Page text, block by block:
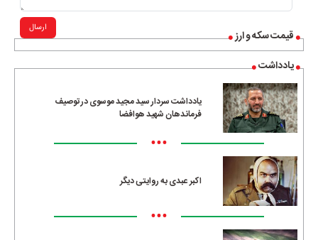
قیمت سکه و ارز
یادداشت
یادداشت سردار سید مجید موسوی در توصیف
فرماندهان شهید هوافضا
•••
اکبر عبدی به روایتی دیگر
•••
ارسال